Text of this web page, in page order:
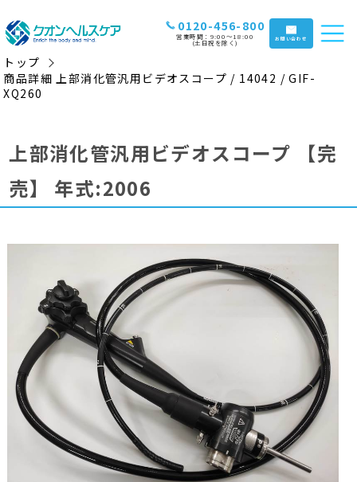
0120-456-800
営業時間：9:00〜18:00
(土日祝を除く) お問い合わせ
トップ
商品詳細 上部消化管汎用ビデオスコープ / 14042 / GIF-
XQ260
上部消化管汎用ビデオスコープ
【完
売】
年式:2006